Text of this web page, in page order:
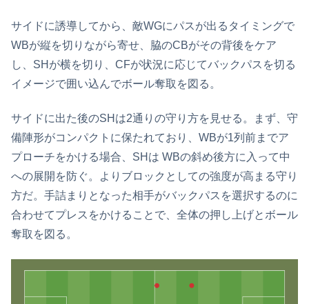
サイドに誘導してから、敵WGにパスが出るタイミングで
WBが縦を切りながら寄せ、脇のCBがその背後をケア
し、SHが横を切り、CFが状況に応じてバックパスを切る
イメージで囲い込んでボール奪取を図る。
サイドに出た後のSHは2通りの守り方を見せる。まず、守
備陣形がコンパクトに保たれており、WBが1列前までア
プローチをかける場合、SHは WBの斜め後方に入って中
への展開を防ぐ。よりブロックとしての強度が高まる守り
方だ。手詰まりとなった相手がバックパスを選択するのに
合わせてプレスをかけることで、全体の押し上げとボール
奪取を図る。